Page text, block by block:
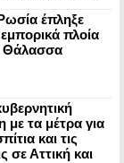
έπληξε
πλοία
Θάλασσα
με τα μέτρα για
και τις
σε Αττική και